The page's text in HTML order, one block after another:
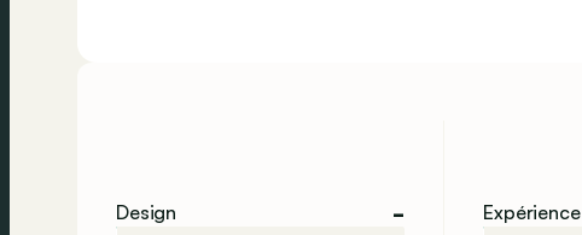
Design - Expérience